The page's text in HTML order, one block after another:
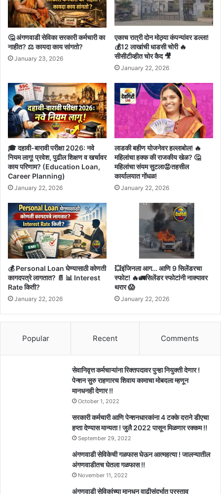
🤔 अंगणवाडी सेविका सरकारी कर्मचारी का
नाहीत? ⚖️ कायदा काय सांगतो?
January 23, 2026
एकाच रात्री दोन मोठ्या कंपन्यांवर डल्ला!
💰12 लाखांची धाडसी चोरी 🔥
सीसीटीव्हीत चोर कैद 🎥
January 22, 2026
🎓 दहावी-बारावी परीक्षा 2026: नवे
नियम लागू! प्रवेश, पुढील शिक्षण व खर्चावर
काय परिणाम? (Education Loan,
Career Planning)
January 22, 2026
लाडकी बहीण योजनेवर हल्लाबोल! 🔥
महिलांचा हक्क की राजकीय खेळ? 🤔
महिलांचा संयम सुटला😡तहसील
कार्यालयात गोंधळ!
January 22, 2026
💰 Personal Loan घेण्यासाठी कोणती
कागदपत्रे लागतात? 📄 📊 Interest
Rate किती?
January 22, 2026
💥इंजिनला आग… आणि 9 सिलेंडरचा
स्फोट! 🔥🚛सिलेंडर स्फोटांनी नाक्यावर
थरार 😱
January 22, 2026
Popular Recent Comments
सेवानिवृत्त कर्मचाऱ्यांना रिक्तपदावर पुन्हा नियुक्ती देणार !
पेन्शन सुरु राहणारच शिवाय कामाचा मोबदला म्हणून
मानधनही देणार !!
October 1, 2022
सरकारी कर्मचारी आणि पेन्शनधारकांना 4 टक्के दराने डीएचा
हप्ता देण्यास मान्यता ! जुलै 2022 पासून मिळणार रक्कम !!
September 29, 2022
अंगणवाडी सेविकेची गळफास घेऊन आत्महत्या ! जालन्यातील
अंगणवाडीतच घेतला गळफास !!
November 11, 2022
अंगणवाडी सेविकांच्या मानधन वाढीसंदर्भात प्रस्ताव